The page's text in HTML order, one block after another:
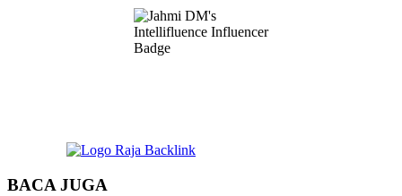
BACA JUGA